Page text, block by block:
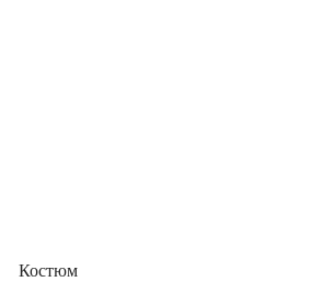
Костюм